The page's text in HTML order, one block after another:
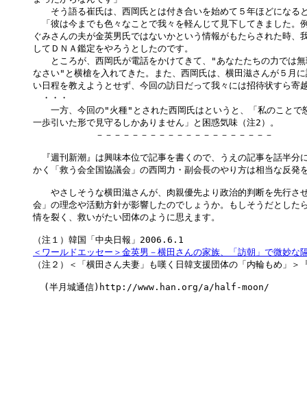
そう語る崔氏は、西岡氏とは付き合いを始めて５年ほどになる
「彼は今までも色々なことで我々を軽んじて見下してきました。
ぐみさんの夫が金英男氏ではないかという情報がもたらされた時、
してＤＮＡ鑑定をやろうとしたのです。
ところが、西岡氏が電話をかけてきて、"あなたたちの力では無
なさい"と横槍を入れてきた。また、西岡氏は、横田滋さんが５月
い日程を教えようとせず、今回の訪日だって我々には招待状すら寄
・・・
一方、今回の"火種"とされた西岡氏はというと、「私のことで
一歩引いた形で見守るしかありません」と困惑気味（注2）。
－－－－－－－－－－－－－－－－－－－－
『週刊新潮』は興味本位で記事を書くので、うえの記事を話半分
かく「救う会全国協議会」の西岡力・副会長のやり方は相当な反発
やさしそうな横田滋さんが、肉親優先より政治的判断を先行さ
会」の理念や活動方針が影響したのでしょうか。もしそうだとした
情を裂く、救いがたい団体のように思えます。
＜ワールドエッセー＞金英男－横田さんの家族、「訪朝」で微妙な
（注２）＜「横田さん夫妻」も嘆く日韓支援団体の「内輪もめ」
  (半月城通信)http://www.han.org/a/half-moon/